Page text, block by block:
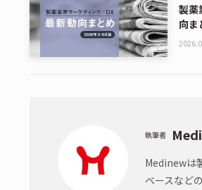
製薬
向ま
執筆者
Medinewは
ベースなど